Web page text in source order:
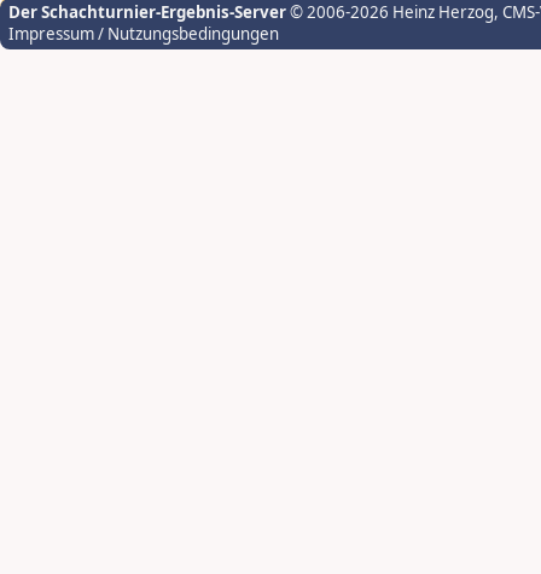
Der Schachturnier-Ergebnis-Server© 2006-2026 Heinz Herzog,
Impressum / Nutzungsbedingungen